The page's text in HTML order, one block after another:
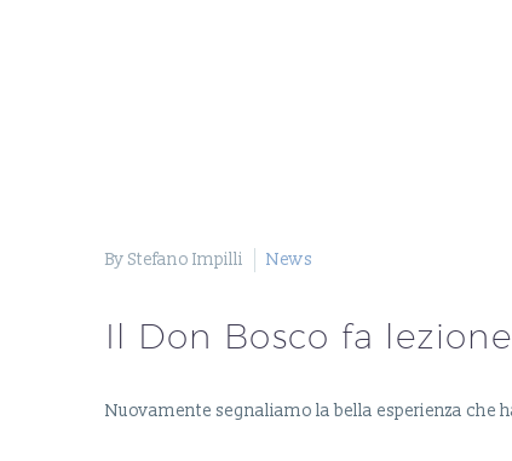
By Stefano Impilli News
Il Don Bosco fa
Nuovamente segnaliamo la bella esperienza